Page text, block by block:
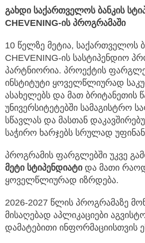
გახდი საქართველოს ბანკის
CHEVENING-ის პროგრამაში
10 წელზე მეტია, საქართველოს
CHEVENING-ის სასტიპენდიო
პარტნიორია. პროექტის
ინსტიტუტი ყოველწლიურად
ასახელებს და მათ ბრიტანეთის
უნივერსიტეტებში სამაგისტრო
სწავლას და მასთან
საჭირო ხარჯებს სრულად
პროგრამის ფარგლებში უკვე
მეტი სტიპენდიატიდა მათი
ყოველწლიურად იზრდება.
2026-2027 წლის პროგრამაზე
მისაღებად აპლიკაციები
დამატებითი ინფორმაციისთვის